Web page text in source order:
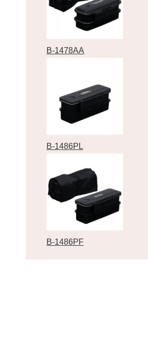
B-1478AA
B-1486PL
B-1486PF